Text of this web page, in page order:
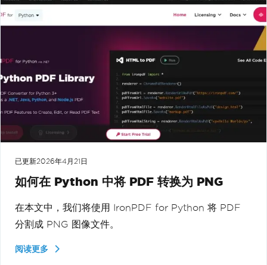
已更新2026年4月21日
如何在 Python 中将 PDF 转换为 PNG
在本文中，我们将使用 IronPDF for Python 将 PDF
分割成 PNG 图像文件。
阅读更多